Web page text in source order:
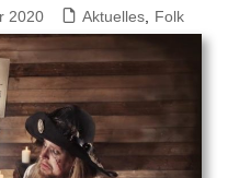
2020 Aktuelles, Folk